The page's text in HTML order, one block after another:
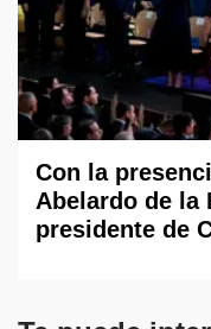
Con la
Abelardo de la
presidente de